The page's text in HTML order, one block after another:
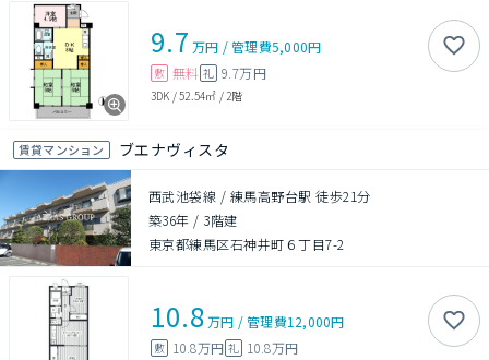
9.7 万円 /管理費5,000円
敷 無料 礼 9.7万円
3DK /52.54㎡ / 2階
賃貸マンション ブエナヴィスタ
西武池袋線 / 練馬高野台駅 徒歩21分
築36年 / 3階建
東京都練馬区石神井町６丁目7-2
10.8万円 /管理費12,000円
敷 10.8万円 礼 10.8万円